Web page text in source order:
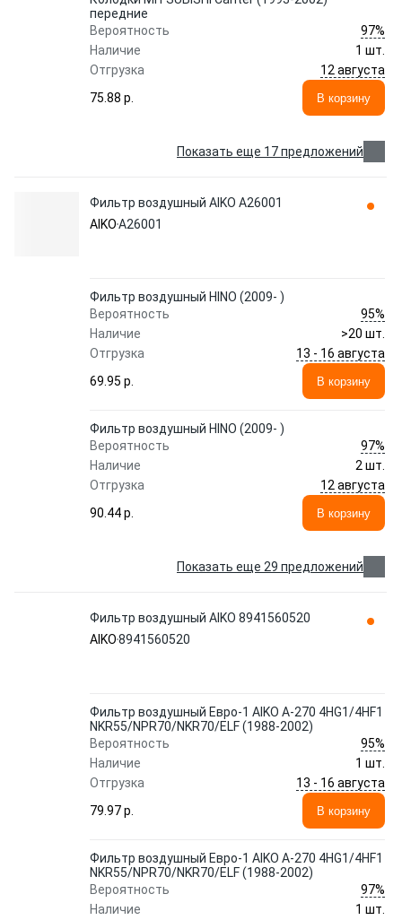
передние
Вероятность
97%
Наличие
1 шт.
Отгрузка
12 августа
75.88 p.
В корзину
Показать еще 17 предложений
Фильтр воздушный AIKO A26001
AIKOA26001
Фильтр воздушный HINO (2009- )
Вероятность
95%
Наличие
>20 шт.
Отгрузка
13 - 16 августа
69.95 p.
В корзину
Фильтр воздушный HINO (2009- )
Вероятность
97%
Наличие
2 шт.
Отгрузка
12 августа
90.44 p.
В корзину
Показать еще 29 предложений
Фильтр воздушный AIKO 8941560520
AIKO8941560520
Фильтр воздушный Евро-1 AIKO A-270 4HG1/4HF1
NKR55/NPR70/NKR70/ELF (1988-2002)
Вероятность
95%
Наличие
1 шт.
Отгрузка
13 - 16 августа
79.97 p.
В корзину
Фильтр воздушный Евро-1 AIKO A-270 4HG1/4HF1
NKR55/NPR70/NKR70/ELF (1988-2002)
Вероятность
97%
Наличие
1 шт.